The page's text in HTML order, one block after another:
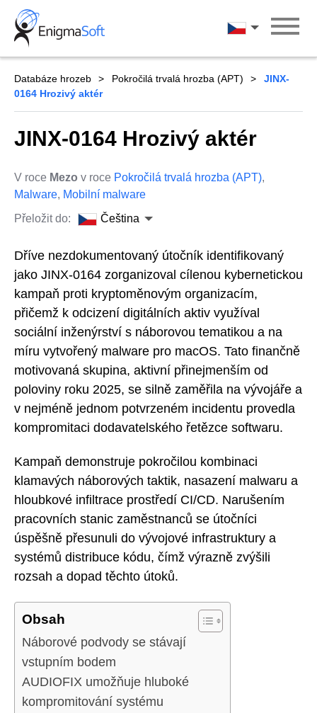
Skip
content
Čeština
Databáze hrozeb Pokročilá trvalá hrozba (APT)
JINX-
0164 Hrozivý aktér
JINX-0164 Hrozivý aktér
V roce Mezo v roce Pokročilá trvalá hrozba (APT),
Malware, Mobilní malware
Přeložit do:
Čeština
Dříve nezdokumentovaný útočník identifikovaný
jako JINX-0164 zorganizoval cílenou kybernetickou
kampaň proti kryptoměnovým organizacím,
přičemž k odcizení digitálních aktiv využíval
sociální inženýrství s náborovou tematikou a na
míru vytvořený malware pro macOS. Tato finančně
motivovaná skupina, aktivní přinejmenším od
poloviny roku 2025, se silně zaměřila na vývojáře a
v nejméně jednom potvrzeném incidentu provedla
kompromitaci dodavatelského řetězce softwaru.
Kampaň demonstruje pokročilou kombinaci
klamavých náborových taktik, nasazení malwaru a
hloubkové infiltrace prostředí CI/CD. Narušením
pracovních stanic zaměstnanců se útočníci
úspěšně přesunuli do vývojové infrastruktury a
systémů distribuce kódu, čímž výrazně zvýšili
rozsah a dopad těchto útoků.
Obsah
Náborové podvody se stávají
vstupním bodem
AUDIOFIX umožňuje hluboké
kompromitování systému